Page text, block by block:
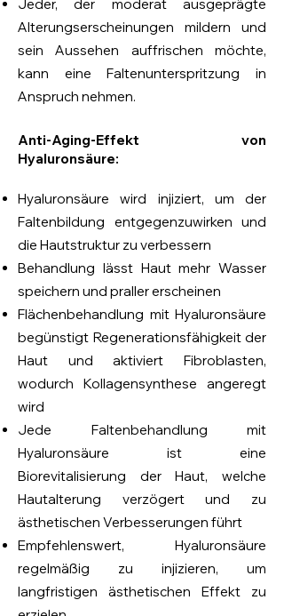
Jeder, der moderat ausgeprägte
Alterungserscheinungen mildern und
sein Aussehen auffrischen möchte,
kann eine Faltenunterspritzung in
Anspruch nehmen.
Anti-Aging-Effekt von
Hyaluronsäure:
Hyaluronsäure wird injiziert, um der
Faltenbildung entgegenzuwirken und
die Hautstruktur zu verbessern
Behandlung lässt Haut mehr Wasser
speichern und praller erscheinen
Flächenbehandlung mit Hyaluronsäure
begünstigt Regenerationsfähigkeit der
Haut und aktiviert Fibroblasten,
wodurch Kollagensynthese angeregt
wird
Jede Faltenbehandlung mit
Hyaluronsäure ist eine
Biorevitalisierung der Haut, welche
Hautalterung verzögert und zu
ästhetischen Verbesserungen führt
Empfehlenswert, Hyaluronsäure
regelmäßig zu injizieren, um
langfristigen ästhetischen Effekt zu